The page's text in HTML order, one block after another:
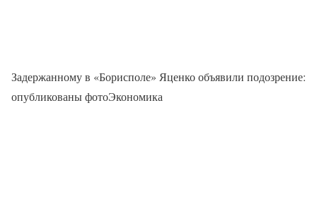
Задержанному в «Борисполе» Яценко объявили подозрение:
опубликованы фотоЭкономика